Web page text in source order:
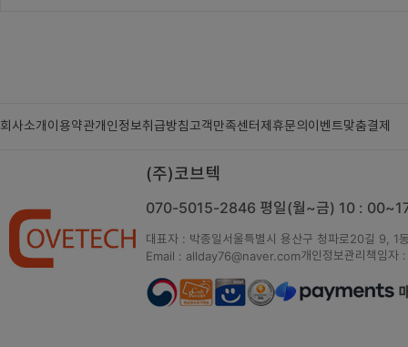
회사소개이용약관개인정보취급방침고객만족센터제휴문의이벤트맞춤결제
(주)코브텍
070-5015-2846 평일(월~금) 10 :
대표자 : 박종일서울특별시 용산구 청파로20길 9, 1
Email : allday76@naver.com개인정보관리책임자